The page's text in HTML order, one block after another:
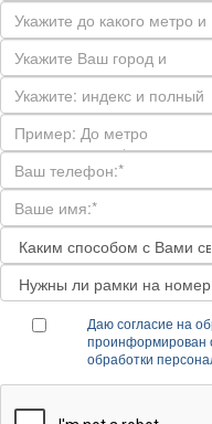
Даю согласие на
проинформирован
обработки